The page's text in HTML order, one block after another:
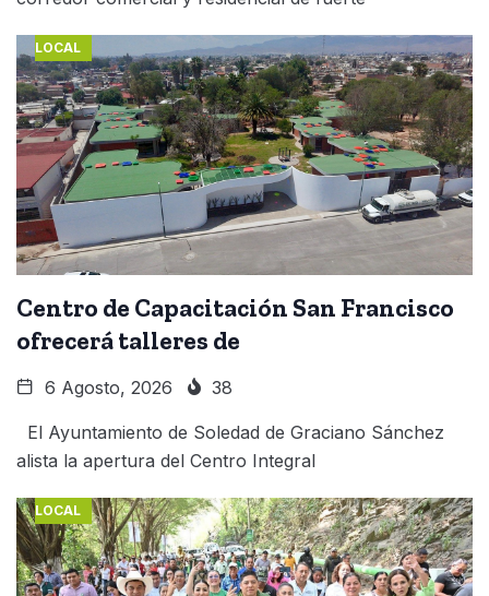
LOCAL
Centro de Capacitación San Francisco
ofrecerá talleres de
6 Agosto, 2026 38
El Ayuntamiento de Soledad de Graciano Sánchez
alista la apertura del Centro Integral
LOCAL